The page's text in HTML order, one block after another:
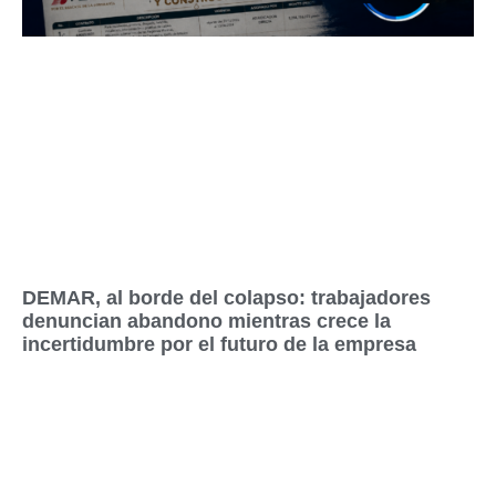
DEMAR, al borde del colapso: trabajadores
denuncian abandono mientras crece la
incertidumbre por el futuro de la empresa